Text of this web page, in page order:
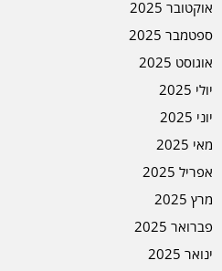
אוקטובר 2025
ספטמבר 2025
אוגוסט 2025
יולי 2025
יוני 2025
מאי 2025
אפריל 2025
מרץ 2025
פברואר 2025
ינואר 2025